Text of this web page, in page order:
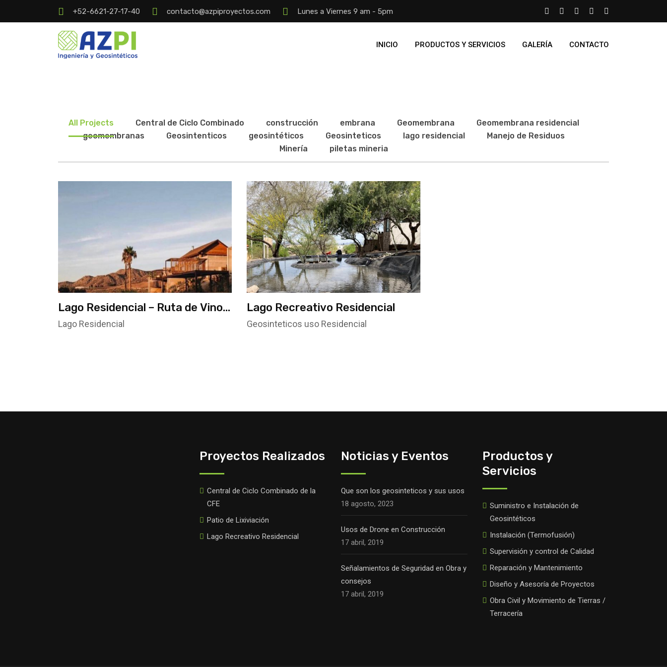
+52-6621-27-17-40 contacto@azpiproyectos.com Lunes a Viernes 9 am - 5pm
INICIO PRODUCTOS Y SERVICIOS GALERÍA CONTACTO
All Projects Central de Ciclo Combinado construcción embrana Geomembrana
Geomembrana residencial
geomembranas
Geosintenticos geosintéticos Geosinteticos lago residencial
Manejo de Residuos
Minería
piletas mineria
Lago Residencial – Ruta de Vino ,
Ensenada B C
Lago Residencial
Lago Recreativo Residencial
Geosinteticos uso Residencial
Proyectos Realizados
Central de Ciclo Combinado de la
CFE
Patio de Lixiviación
Lago Recreativo Residencial
Noticias y Eventos
Que son los geosinteticos y sus usos
18 agosto, 2023
Usos de Drone en Construcción
17 abril, 2019
Señalamientos de Seguridad en Obra y
consejos
17 abril, 2019
Productos y
Servicios
Suministro e Instalación de
Geosintéticos
Instalación (Termofusión)
Supervisión y control de Calidad
Reparación y Mantenimiento
Diseño y Asesoría de Proyectos
Obra Civil y Movimiento de Tierras /
Terracería